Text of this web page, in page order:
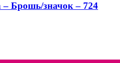
– Брошь/значок – 724